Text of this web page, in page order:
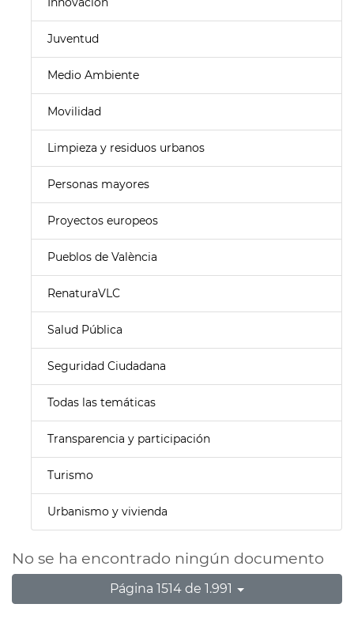
Juventud
Medio Ambiente
Movilidad
Limpieza y residuos urbanos
Personas mayores
Proyectos europeos
Pueblos de València
RenaturaVLC
Salud Pública
Seguridad Ciudadana
Todas las temáticas
Transparencia y participación
Turismo
Urbanismo y vivienda
No se ha encontrado ningún documento
Página 1514 de 1.991